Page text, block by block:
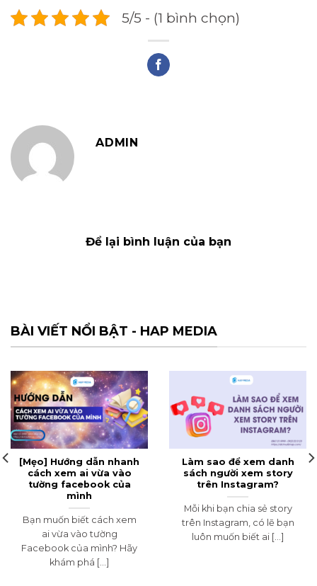
5/5 - (1 bình chọn)
ADMIN
Để lại bình luận của bạn
BÀI VIẾT NỔI BẬT - HAP MEDIA
[Mẹo] Hướng dẫn nhanh
cách xem ai vừa vào
tường facebook của
mình
Bạn muốn biết cách xem
ai vừa vào tường
Facebook của mình? Hãy
khám phá [...]
Làm sao để xem danh
sách người xem story
trên Instagram?
Mỗi khi bạn chia sẻ story
trên Instagram, có lẽ bạn
luôn muốn biết ai [...]